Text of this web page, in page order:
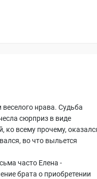
нрава. Судьба
сюрприз в виде
ко всему прочему,
во что выльется
часто Елена -
брата о приобретении